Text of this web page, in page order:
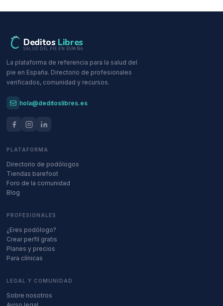
Deditos Libres
SALUD DEL PIE EN ESPAÑA
La plataforma de referencia para la salud del
pie en España. Directorio de profesionales
verificados, comunidad y recursos.
hola@deditoslibres.es
PLATAFORMA
Directorio de podólogos
Tiendas barefoot
Foro de la comunidad
Blog
PROFESIONALES
¿Eres podólogo?
Crear perfil gratis
Planes y precios
Para clínicas
LEGAL Y COMUNIDAD
Sobre nosotros